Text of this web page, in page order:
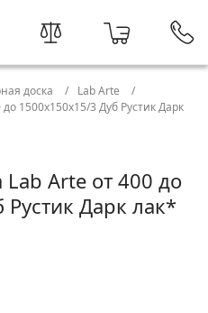
доска
Lab Arte
1500х150х15/3 Дуб Рустик Дарк
Arte от 400 до
Дарк лак*